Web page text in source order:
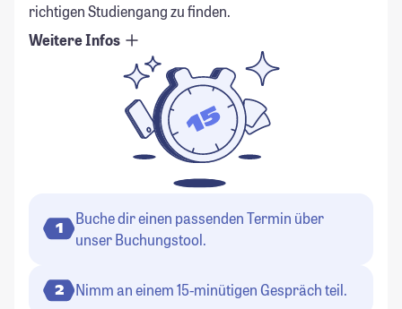
richtigen Studiengang zu finden.
Weitere Infos
1
Buche dir einen passenden Termin über
unser Buchungstool.
2 Nimm an einem 15-minütigen Gespräch teil.